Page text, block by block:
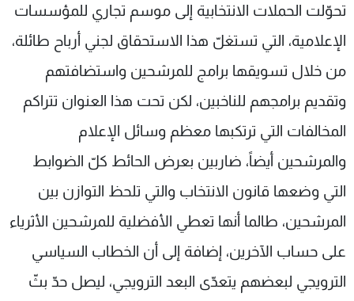
تحوّلت الحملات الانتخابية إلى موسم تجاري للمؤسسات
الإعلامية، التي تستغلّ هذا الاستحقاق لجني أرباح طائلة،
من خلال تسويقها برامج للمرشحين واستضافتهم
وتقديم برامجهم للناخبين، لكن تحت هذا العنوان تتراكم
المخالفات التي ترتكبها معظم وسائل الإعلام
والمرشحين أيضاً، ضاربين بعرض الحائط كلّ الضوابط
التي وضعها قانون الانتخاب والتي تلحظ التوازن بين
المرشحين، طالما أنها تعطي الأفضلية للمرشحين الأثرياء
على حساب الآخرين، إضافة إلى أن الخطاب السياسي
الترويجي لبعضهم يتعدّى البعد الترويجي، ليصل حدّ بثّ
الترددات
الإنـتـاج
لاعلاناتكم
وظائف
تواصل معنا
شروط الإسـتخدام
سياسة الخصوصية